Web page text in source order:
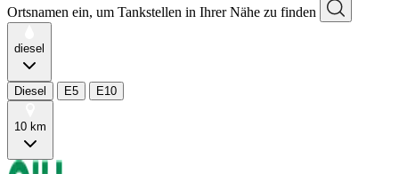
Ortsnamen ein, um Tankstellen in Ihrer Nähe zu finden
diesel
Diesel E5 E10
10 km